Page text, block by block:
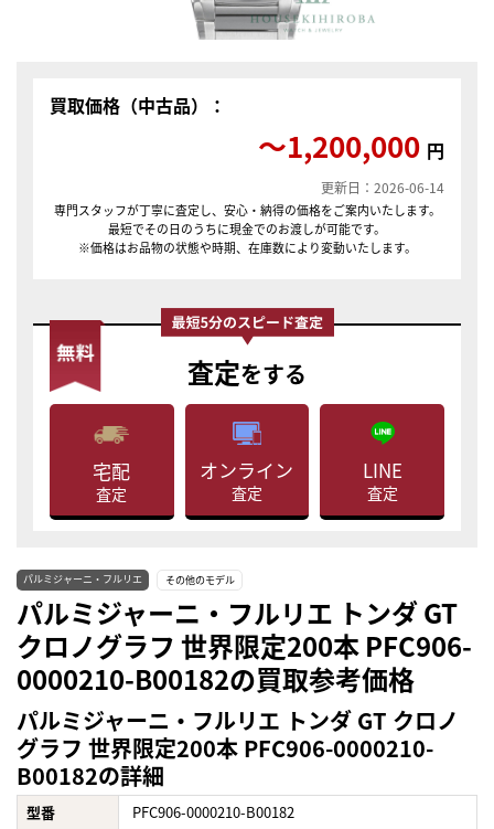
買取価格（中古品）：
〜1,200,000 円
更新日：2026-06-14
専門スタッフが丁寧に査定し、安心・納得の価格をご案内いたします。
最短でその日のうちに現金でのお渡しが可能です。
※価格はお品物の状態や時期、在庫数により変動いたします。
査定をする
宅配
査定
オンライン
査定
LINE
査定
パルミジャーニ・フルリエ その他のモデル
パルミジャーニ・フルリエ トンダ GT
クロノグラフ 世界限定200本 PFC906-
0000210-B00182の買取参考価格
パルミジャーニ・フルリエ トンダ GT クロノ
グラフ 世界限定200本 PFC906-0000210-
B00182の詳細
型番
PFC906-0000210-B00182